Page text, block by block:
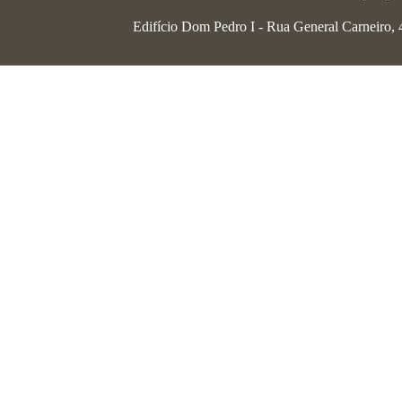
Edifício Dom Pedro I - Rua General Carneiro,